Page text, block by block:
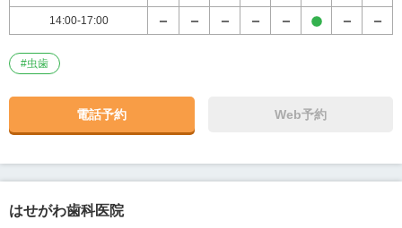
14:00-17:00
#虫歯
電話予約 Web予約
はせがわ歯科医院